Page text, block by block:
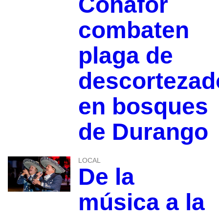
combaten
plaga de
en bosques
de Durango
LOCAL
De la
música a la